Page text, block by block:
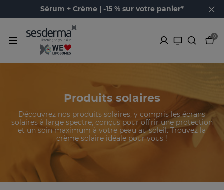
Sérum + Crème | -15 % sur votre panier*
0
Produits solaires
Découvrez nos produits solaires, y compris les écrans
solaires à large spectre, conçus pour offrir une protection
et un soin maximum à votre peau au soleil. Trouvez la
crème solaire idéale pour vous !